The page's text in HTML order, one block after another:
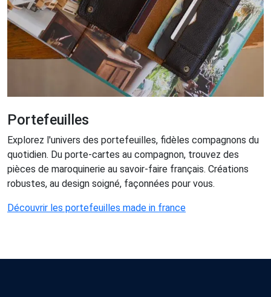
Portefeuilles
Explorez l'univers des portefeuilles, fidèles compagnons du
quotidien. Du porte-cartes au compagnon, trouvez des
pièces de maroquinerie au savoir-faire français. Créations
robustes, au design soigné, façonnées pour vous.
Découvrir les portefeuilles made in france